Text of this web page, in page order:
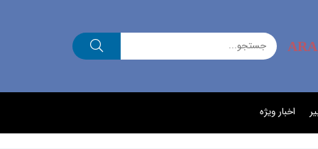
اخبار ویژه